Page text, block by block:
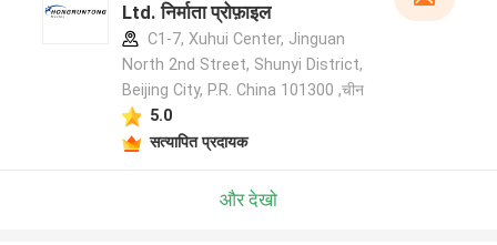
Ltd. निर्माता प्रोफ़ाइल
C1-7, Xuhui Center, Jinguan
North 2nd Street, Shunyi District,
Beijing City, P.R. China 101300 ,चीन
5.0
सत्यापित प्रदायक
और देखो